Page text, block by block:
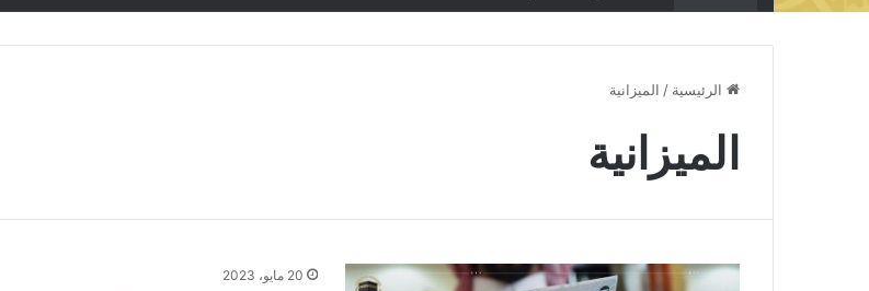
الرئيسية / الميزانية
الميزانية
20 مايو، 2023